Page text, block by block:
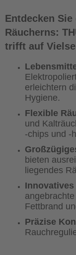
Entdecken
Räucherns:
trifft auf
erleichtern
Hygiene.
Flexible
und
-chips und -
bieten
liegendes
Fettbrand
Präzise